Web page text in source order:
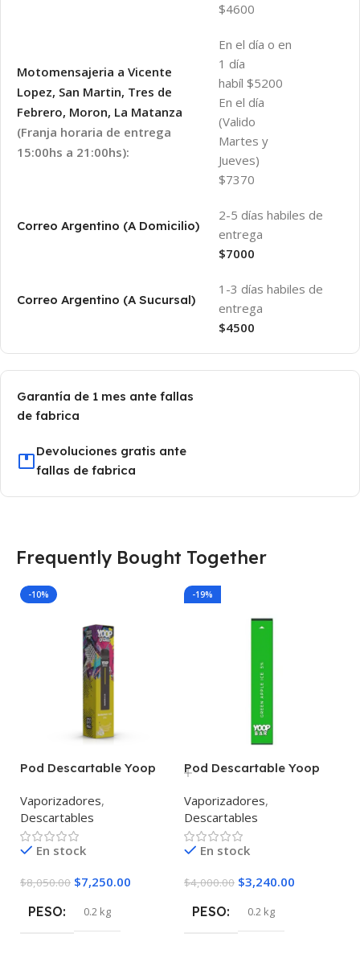
$4600
Motomensajeria a Vicente
Lopez, San Martin, Tres de
Febrero, Moron, La Matanza
(Franja horaria de entrega
15:00hs a 21:00hs):
En el día o en
1 día
habíl $5200
En el día
(Valido
Martes y
Jueves)
$7370
Correo Argentino (A Domicilio)
2-5 días habiles de
entrega
$7000
Correo Argentino (A Sucursal)
1-3 días habiles de
entrega
$4500
Garantía de 1 mes ante fallas
de fabrica
Devoluciones gratis ante
fallas de fabrica
Frequently Bought Together
-10%
Pod Descartable Yoop
Vaporizadores,
Descartables
En stock
$8,050.00 $7,250.00
PESO
0.2 kg
-19%
Pod Descartable Yoop
Vaporizadores,
Descartables
En stock
$4,000.00 $3,240.00
PESO
0.2 kg